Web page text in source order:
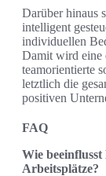
Darüber hinaus
intelligent
individuellen
Damit wird eine
teamorientierte
letztlich die
positiven
FAQ
Wie
Arbeitsplätze?